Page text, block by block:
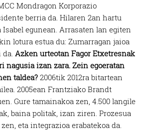
Mondragon Korporazio
berria da. Hilaren 2an hartu
Isabel egunean. Arrasaten lan egiten
lotura estua du: Zumarragan jaioa
da.Azken urteotan Fagor Etxetresnak
nagusia izan zara. Zein egoeratan
taldea?2006tik 2012ra bitartean
2005ean Frantziako Brandt
Gure tamainakoa zen, 4.500 langile
baina politak, izan ziren. Prozesua
eta integrazioa erabatekoa da.